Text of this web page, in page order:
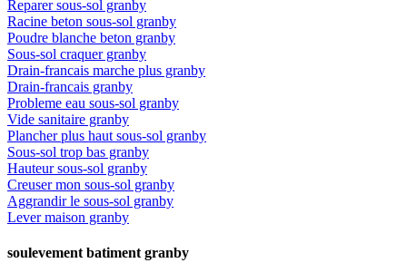
Reparer sous-sol granby
Racine beton sous-sol granby
Poudre blanche beton granby
Sous-sol craquer granby
Drain-francais marche plus granby
Drain-francais granby
Probleme eau sous-sol granby
Vide sanitaire granby
Plancher plus haut sous-sol granby
Sous-sol trop bas granby
Hauteur sous-sol granby
Creuser mon sous-sol granby
Aggrandir le sous-sol granby
Lever maison granby
soulevement batiment granby